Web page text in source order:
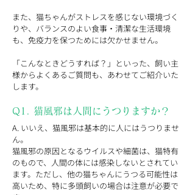
また、猫ちゃんがストレスを感じない環境づく
りや、バランスのよい食事・清潔な生活環境
も、免疫力を保つためには欠かせません。
「こんなときどうすれば？」といった、飼い主
様からよくあるご質問も、あわせてご紹介いた
します。
Q1. 猫風邪は人間にうつりますか？
A. いいえ、猫風邪は基本的に人にはうつりませ
ん。
猫風邪の原因となるウイルスや細菌は、猫特有
のもので、人間の体には感染しないとされてい
ます。ただし、他の猫ちゃんにうつる可能性は
高いため、特に多頭飼いの場合は注意が必要で